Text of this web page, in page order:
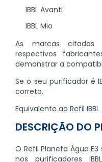
IBBL Avanti
IBBL Mio
As marcas citadas
respectivos
demonstrar a
Se o seu purificador é
correto.
Equivalente ao Refil
DESCRIÇÃO DO
O Refil Planeta Água
nos purificadores